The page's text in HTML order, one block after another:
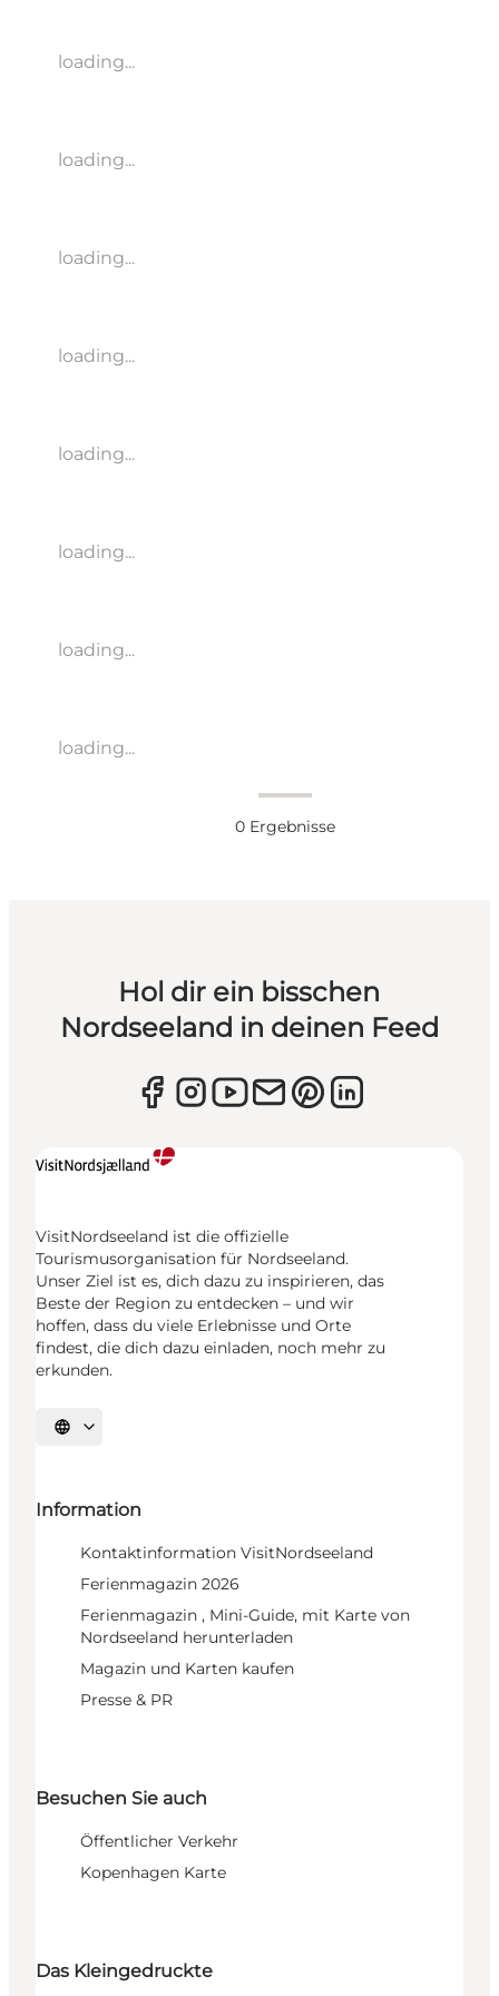
loading...
loading...
loading...
loading...
loading...
loading...
loading...
loading...
0 Ergebnisse
Hol dir ein bisschen
Nordseeland in deinen Feed
VisitNordseeland ist die offizielle
Tourismusorganisation für Nordseeland.
Unser Ziel ist es, dich dazu zu inspirieren, das
Beste der Region zu entdecken – und wir
hoffen, dass du viele Erlebnisse und Orte
findest, die dich dazu einladen, noch mehr zu
erkunden.
Sprache auswählen
Information
Kontaktinformation VisitNordseeland
Ferienmagazin 2026
Ferienmagazin , Mini-Guide, mit Karte von
Nordseeland herunterladen
Magazin und Karten kaufen
Presse & PR
Besuchen Sie auch
Öffentlicher Verkehr
Kopenhagen Karte
Das Kleingedruckte